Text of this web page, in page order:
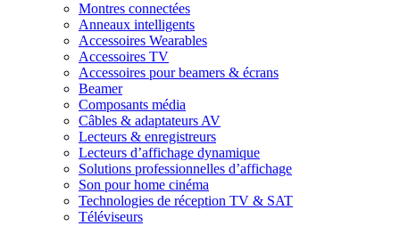
Montres connectées
Anneaux intelligents
Accessoires Wearables
Accessoires TV
Accessoires pour beamers & écrans
Beamer
Composants média
Câbles & adaptateurs AV
Lecteurs & enregistreurs
Lecteurs d’affichage dynamique
Solutions professionnelles d’affichage
Son pour home cinéma
Technologies de réception TV & SAT
Téléviseurs